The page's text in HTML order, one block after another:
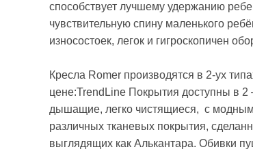
способствует лучшему удержанию
чувствительную спину маленького
износостоек, легок и гигроскопичен
Кресла Romer производятся в 2-ух
цене:TrendLine Покрытия доступны в 2
дышащие, легко чистящиеся, с
различных тканевых покрытия,
выглядящих как Алькантара. Обивки